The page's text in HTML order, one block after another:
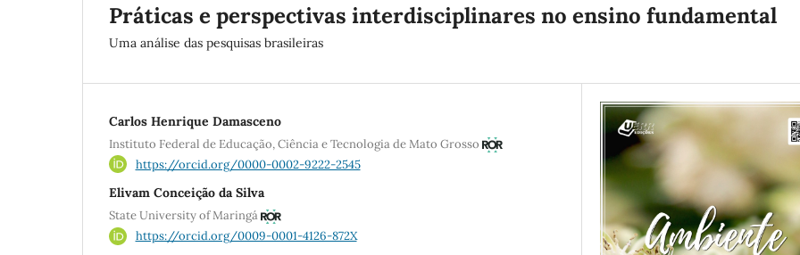
Práticas e perspectivas interdisciplinares no ensino fundamental
Uma análise das pesquisas brasileiras
Carlos Henrique Damasceno
Instituto Federal de Educação, Ciência e Tecnologia de Mato Grosso
https://orcid.org/0000-0002-9222-2545
Elivam Conceição da Silva
State University of Maringá
https://orcid.org/0009-0001-4126-872X